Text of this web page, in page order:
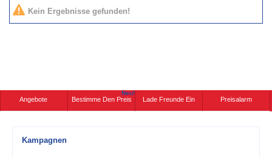
Kein Ergebnisse gefunden!
Angebote Bestimme Den Preis
Neu!
Lade Freunde Ein Preisalarm
Kampagnen